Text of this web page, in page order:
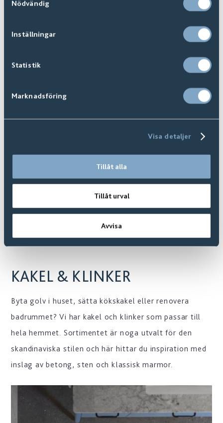
Nödvändig
Inställningar
Statistik
Marknadsföring
Visa detaljer
Tillåt alla
Tillåt urval
Avvisa
KAKEL & KLINKER
Byta golv i huset, sätta kökskakel eller renovera
badrummet? Vi har kakel och klinker som passar till
hela hemmet. Sortimentet är noga utvalt för den
skandinaviska stilen och här hittar du inspiration med
inslag av betong, sten och klassisk marmor.